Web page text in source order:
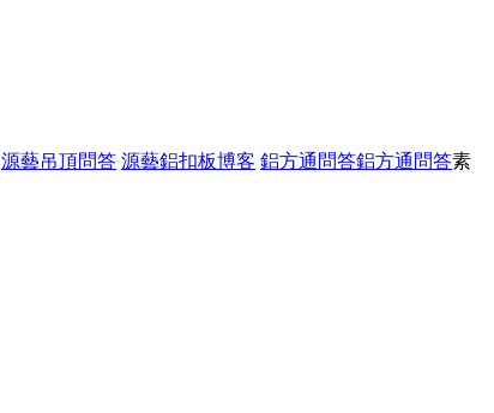
源藝吊頂問答 源藝鋁扣板博客 鋁方通問答鋁方通問答素